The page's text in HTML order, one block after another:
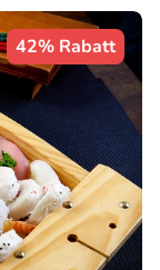
42% Rabatt